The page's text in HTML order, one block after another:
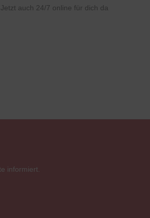
Jetzt auch 24/7 online für dich da
informiert.